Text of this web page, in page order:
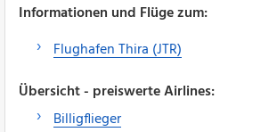
Informationen und Flüge zum:
Flughafen Thira (JTR)
Übersicht - preiswerte Airlines:
Billigflieger